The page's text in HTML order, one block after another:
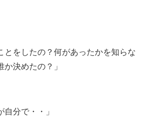
とをしたの？何があったかを知らな
決めたの？」
分で・・」